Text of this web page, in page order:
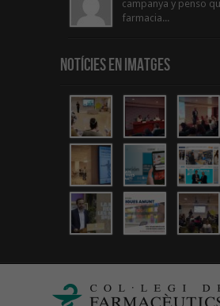
campanya y penso
farmacia...
Notícies en Imatges